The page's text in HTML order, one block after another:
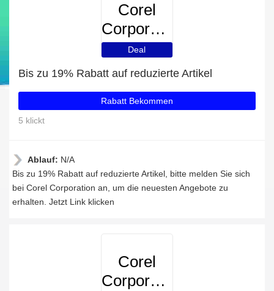
Corel
Corporation
Deal
Bis zu 19% Rabatt auf reduzierte Artikel
Rabatt Bekommen
5 klickt
Ablauf: N/A
Bis zu 19% Rabatt auf reduzierte Artikel, bitte melden Sie sich
bei Corel Corporation an, um die neuesten Angebote zu
erhalten. Jetzt Link klicken
Corel
Corporation